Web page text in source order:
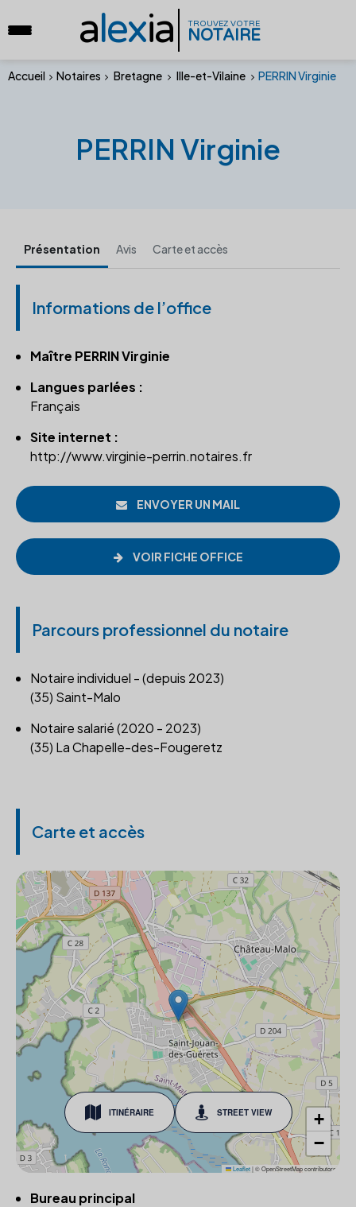
alexia TROUVEZ VOTRE
NOTAIRE
Accueil Notaires Bretagne Ille-et-Vilaine PERRIN Virginie
PERRIN Virginie
Présentation Avis Carte et accès
Informations de l’office
Maître PERRIN Virginie
Langues parlées :
Français
Site internet :
http://www.virginie-perrin.notaires.fr
ENVOYER UN MAIL
VOIR FICHE OFFICE
Parcours professionnel du notaire
Notaire individuel - (depuis 2023)
(35) Saint-Malo
Notaire salarié (2020 - 2023)
(35) La Chapelle-des-Fougeretz
Carte et accès
ITINÉRAIRE STREET VIEW
+
−
Leaflet|© OpenStreetMap contributors
Bureau principal